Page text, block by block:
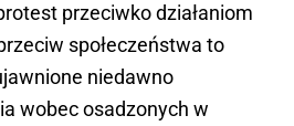
przeciwko działaniom
społeczeństwa to
niedawno
wobec osadzonych w